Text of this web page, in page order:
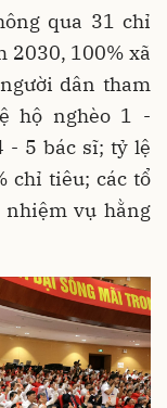
qua 31 chỉ
2030, 100% xã
dân tham
hộ nghèo 1 -
- 5 bác sĩ; tỷ lệ
chỉ tiêu; các tổ
nhiệm vụ hằng